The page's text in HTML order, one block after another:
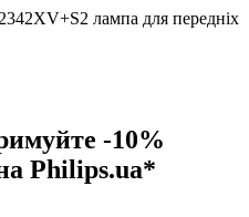
лампа для передніх
-10%
Philips.ua*